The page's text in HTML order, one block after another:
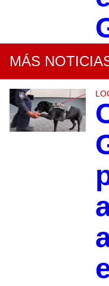
MÁS